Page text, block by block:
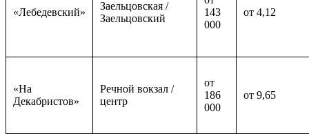
«Лебедевский»
Заельцовская /
Заельцовский
143
000
от 4,12
«На
Декабристов»
Речной вокзал /
центр
от
186
000
от 9,65